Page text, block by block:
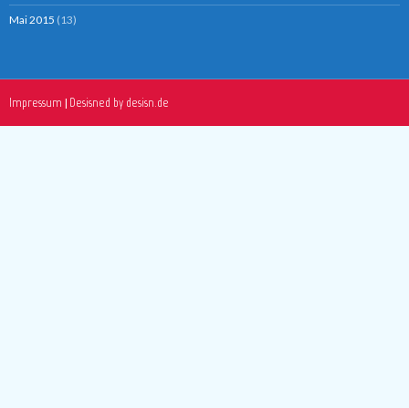
Mai 2015 (13)
Impressum | Desisned by desisn.de